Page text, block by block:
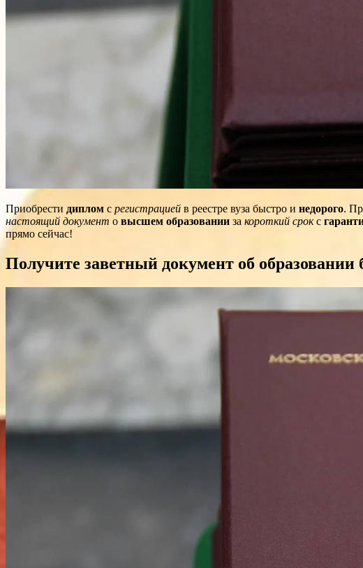
Приобрести диплом с регистрацией в реестре вуза быстро и недорого.
настоящий документ о высшем образовании за короткий срокс
прямо сейчас!
Получите заветный документ об образовании